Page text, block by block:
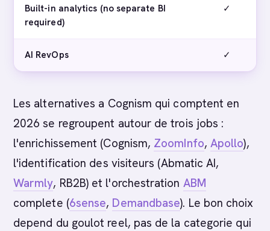
Built-in analytics (no separate BI
required)
✓
AI RevOps ✓
Les alternatives a Cognism qui comptent en
2026 se regroupent autour de trois jobs :
l'enrichissement (Cognism, ZoomInfo, Apollo),
l'identification des visiteurs (Abmatic AI,
Warmly, RB2B) et l'orchestration ABM
complete (6sense, Demandbase). Le bon choix
depend du goulot reel, pas de la categorie qui